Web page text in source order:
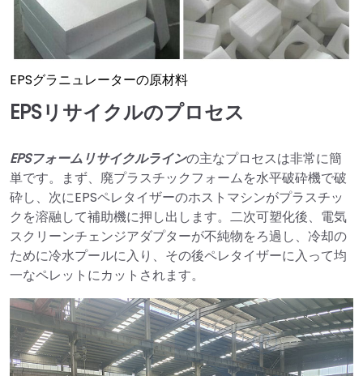
EPSグラニュレーターの原材料
EPSリサイクルのプロセス
EPSフォームリサイクルラインの主なプロセスは非常に簡
単です。まず、廃プラスチックフォームを水平破砕機で破
砕し、次にEPSペレタイザーのホストマシンがプラスチッ
クを溶融して補助機に押し出します。二次可塑化後、電気
スクリーンチェンジアダプターが不純物をろ過し、冷却の
ために冷水プールに入り、その後ペレタイザーに入って均
一なペレットにカットされます。